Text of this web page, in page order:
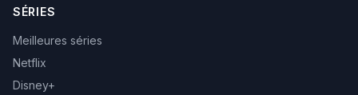
SÉRIES
Meilleures séries
Netflix
Disney+